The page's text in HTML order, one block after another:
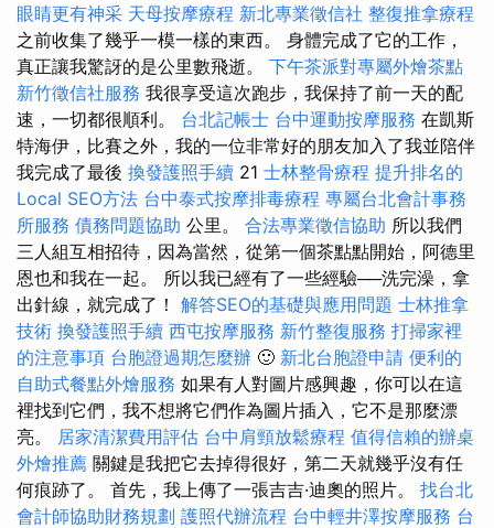
眼睛更有神采 天母按摩療程 新北專業徵信社 整復推拿療程
之前收集了幾乎一模一樣的東西。 身體完成了它的工作，
真正讓我驚訝的是公里數飛逝。 下午茶派對專屬外燴茶點
新竹徵信社服務 我很享受這次跑步，我保持了前一天的配
速，一切都很順利。 台北記帳士 台中運動按摩服務 在凱斯
特海伊，比賽之外，我的一位非常好的朋友加入了我並陪伴
我完成了最後 換發護照手續 21 士林整骨療程 提升排名的
Local SEO方法 台中泰式按摩排毒療程 專屬台北會計事務
所服務 債務問題協助 公里。 合法專業徵信協助 所以我們
三人組互相招待，因為當然，從第一個茶點點開始，阿德里
恩也和我在一起。 所以我已經有了一些經驗──洗完澡，拿
出針線，就完成了！ 解答SEO的基礎與應用問題 士林推拿
技術 換發護照手續 西屯按摩服務 新竹整復服務 打掃家裡
的注意事項 台胞證過期怎麼辦 🙂 新北台胞證申請 便利的
自助式餐點外燴服務 如果有人對圖片感興趣，你可以在這
裡找到它們，我不想將它們作為圖片插入，它不是那麼漂
亮。 居家清潔費用評估 台中肩頸放鬆療程 值得信賴的辦桌
外燴推薦 關鍵是我把它去掉得很好，第二天就幾乎沒有任
何痕跡了。 首先，我上傳了一張吉吉·迪奧的照片。 找台北
會計師協助財務規劃 護照代辦流程 台中輕井澤按摩服務 台